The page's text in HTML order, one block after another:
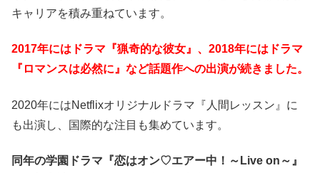
キャリアを積み重ねています。
2017年にはドラマ『猟奇的な彼女』、2018年にはドラマ
『ロマンスは必然に』など話題作への出演が続きました。
2020年にはNetflixオリジナルドラマ『人間レッスン』に
も出演し、国際的な注目も集めています。
同年の学園ドラマ『恋はオン♡エアー中！～Live on～』